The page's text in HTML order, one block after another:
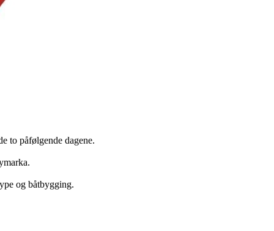
to påfølgende dagene.
og båtbygging.